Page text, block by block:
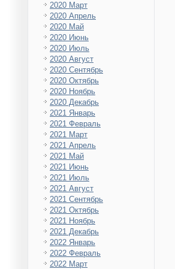
2020 Март
2020 Апрель
2020 Май
2020 Июнь
2020 Июль
2020 Август
2020 Сентябрь
2020 Октябрь
2020 Ноябрь
2020 Декабрь
2021 Январь
2021 Февраль
2021 Март
2021 Апрель
2021 Май
2021 Июнь
2021 Июль
2021 Август
2021 Сентябрь
2021 Октябрь
2021 Ноябрь
2021 Декабрь
2022 Январь
2022 Февраль
2022 Март